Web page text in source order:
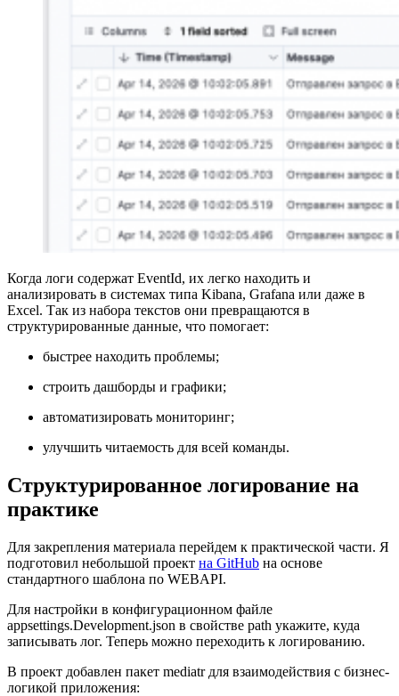
Когда логи содержат EventId, их легко находить и
анализировать в системах типа Kibana, Grafana или даже в
Excel. Так из набора текстов они превращаются в
структурированные данные, что помогает:
быстрее находить проблемы;
строить дашборды и графики;
автоматизировать мониторинг;
улучшить читаемость для всей команды.
Структурированное логирование на
практике
Для закрепления материала перейдем к практической части. Я
подготовил небольшой проект на GitHub на основе
стандартного шаблона по WEBAPI.
Для настройки в конфигурационном файле
appsettings.Development.json в свойстве path укажите, куда
записывать лог. Теперь можно переходить к логированию.
В проект добавлен пакет mediatr для взаимодействия с бизнес-
логикой приложения: